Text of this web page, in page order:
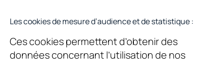
Les cookies de mesure d’audience et de statistique :
Ces cookies permettent d’obtenir des
données concernant l’utilisation de nos